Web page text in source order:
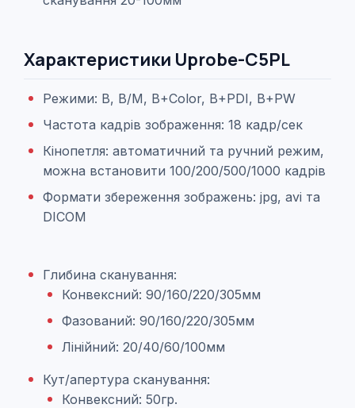
Характеристики Uprobe-C5PL
Режими: B, B/M, B+Color, B+PDI, B+PW
Частота кадрів зображення: 18 кадр/сек
Кінопетля: автоматичний та ручний режим,
можна встановити 100/200/500/1000 кадрів
Формати збереження зображень: jpg, avi та
DICOM
Глибина сканування:
Конвексний: 90/160/220/305мм
Фазований: 90/160/220/305мм
Лінійний: 20/40/60/100мм
Кут/апертура сканування:
Конвексний: 50гр.